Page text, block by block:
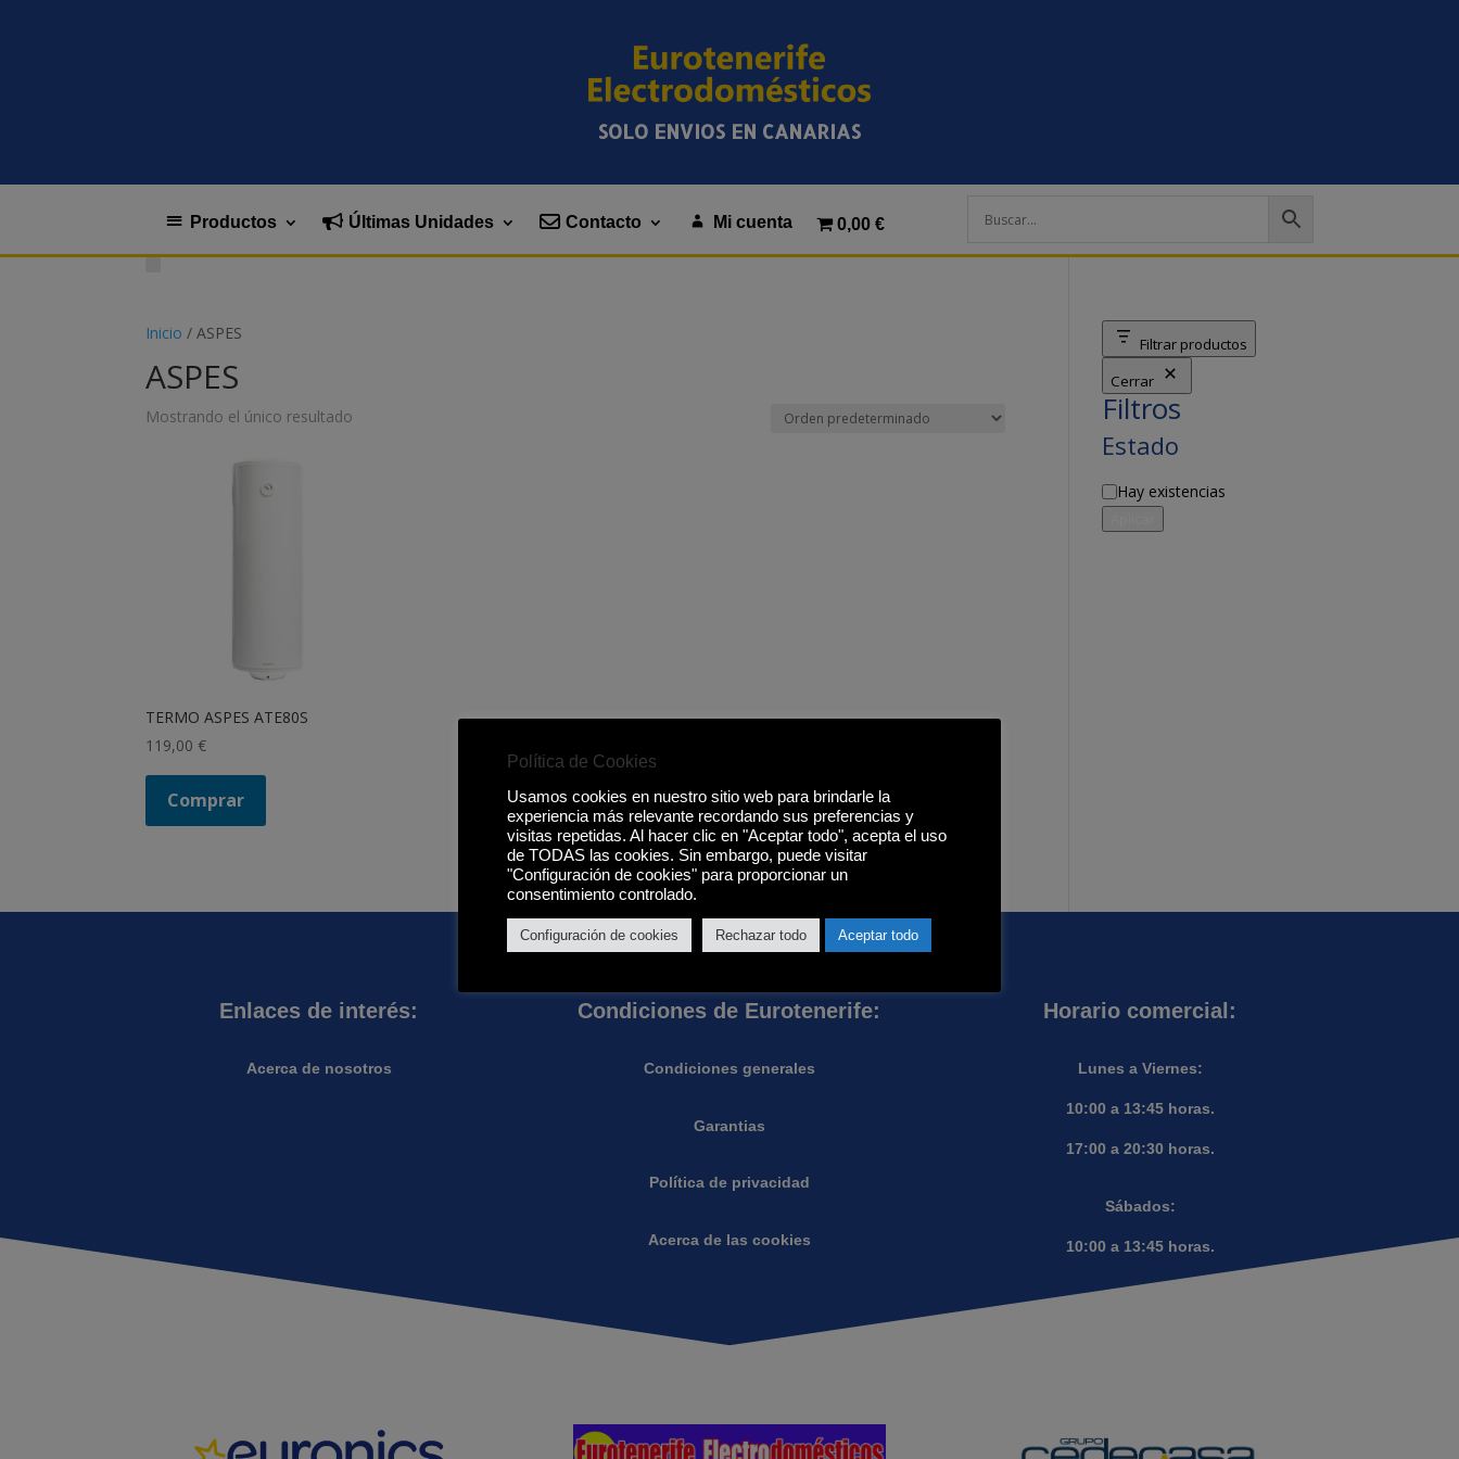
SOLO ENVIOS EN CANARIAS
Productos Últimas Unidades Contacto Mi cuenta 0,00 €
Inicio / ASPES
ASPES
Mostrando el único resultado
TERMO ASPES ATE80S
119,00 €
Comprar
Filtrar productos
Cerrar
Filtros
Estado
Disponibilidad
Hay existencias
Enlaces de interés:
Acerca de nosotros
Condiciones de Eurotenerife:
Condiciones generales
Garantias
Política de privacidad
Acerca de las cookies
Horario comercial:
Lunes a Viernes:
10:00 a 13:45 horas.
17:00 a 20:30 horas.
Sábados:
10:00 a 13:45 horas.
Política de Cookies
Usamos cookies en nuestro sitio web para brindarle la
experiencia más relevante recordando sus preferencias y
visitas repetidas. Al hacer clic en "Aceptar todo", acepta el uso
de TODAS las cookies. Sin embargo, puede visitar
"Configuración de cookies" para proporcionar un
consentimiento controlado.
Configuración de cookies Rechazar todo Aceptar todo